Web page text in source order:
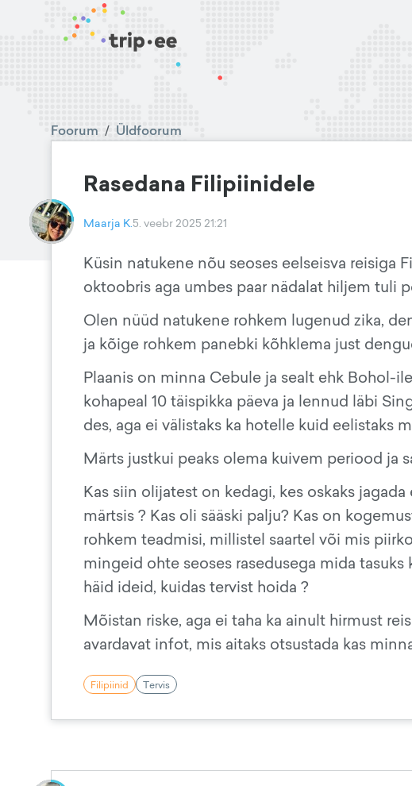
Foorum / Üldfoorum
Rasedana Filipiinidele
Maarja K.5. veebr 2025 21:21
Küsin natukene nõu seoses eelseisva reisiga
oktoobris aga umbes paar nädalat hiljem tuli
Olen nüüd natukene rohkem lugenud zika,
ja kõige rohkem panebki kõhklema just
Plaanis on minna Cebule ja sealt ehk Bohol-
kohapeal 10 täispikka päeva ja lennud läbi
des, aga ei välistaks ka hotelle kuid eelistaks
Märts justkui peaks olema kuivem periood ja
Kas siin olijatest on kedagi, kes oskaks
märtsis ? Kas oli sääski palju? Kas on
rohkem teadmisi, millistel saartel või mis
mingeid ohte seoses rasedusega mida
häid ideid, kuidas tervist hoida ?
Mõistan riske, aga ei taha ka ainult hirmust
avardavat infot, mis aitaks otsustada kas
Filipiinid Tervis